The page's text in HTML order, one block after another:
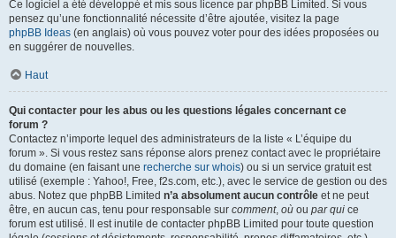
Ce logiciel a été développé et mis sous licence par phpBB Limited. Si vous
pensez qu’une fonctionnalité nécessite d’être ajoutée, visitez la page
phpBB Ideas (en anglais) où vous pouvez voter pour des idées proposées ou
en suggérer de nouvelles.
Haut
Qui contacter pour les abus ou les questions légales concernant ce
forum ?
Contactez n’importe lequel des administrateurs de la liste « L’équipe du
forum ». Si vous restez sans réponse alors prenez contact avec le propriétaire
du domaine (en faisant une recherche sur whois) ou si un service gratuit est
utilisé (exemple : Yahoo!, Free, f2s.com, etc.), avec le service de gestion ou des
abus. Notez que phpBB Limited n’a absolument aucun contrôle et ne peut
être, en aucun cas, tenu pour responsable sur comment, où ou par qui ce
forum est utilisé. Il est inutile de contacter phpBB Limited pour toute question